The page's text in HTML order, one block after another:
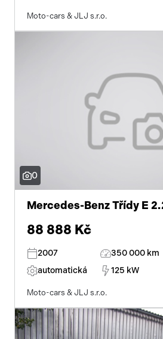
Moto-cars & JLJ s.r.o.
0
Mercedes-Benz Třídy E
88 888 Kč
2007 350 000 km
automatická
125 kW
Moto-cars & JLJ s.r.o.